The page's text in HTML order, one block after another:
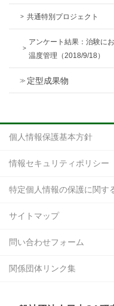
共通特別プロジェクト
アンケート結果：治験に
温度管理（2018/9/18）
定型成果物
個人情報保護基本方針
情報セキュリティポリシー
特定個人情報の保護に関す
サイトマップ
問い合わせフォーム
関係団体リンク集